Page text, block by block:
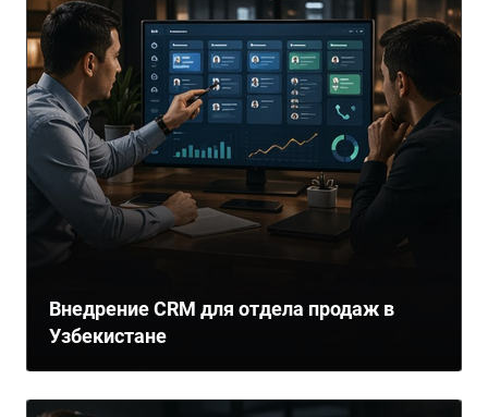
Внедрение CRM для отдела продаж в
Узбекистане